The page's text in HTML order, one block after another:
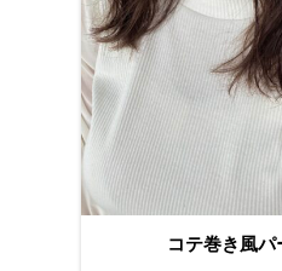
コテ巻き風パ